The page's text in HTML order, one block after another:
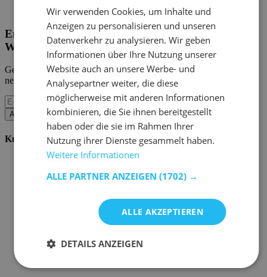
Home Emob|Mein Konto
Erhalten Sie unsere neuen Kollektionen und
Werbeaktionen.
Geben Sie uns Ihre E-Mail und Sie werden monatlich über die
neuesten Ereignisse informiert.
Abonnieren
Kundenservice
Zahlungsmöglichkeiten
Stornieren oder retournieren
Pflegehinweise
Paswort Vergessen?
Wir verwenden Cookies, um Inhalte und
Anzeigen zu personalisieren und unseren
Datenverkehr zu analysieren. Wir geben
Informationen über Ihre Nutzung unserer
Website auch an unsere Werbe- und
Analysepartner weiter, die diese
möglicherweise mit anderen Informationen
kombinieren, die Sie ihnen bereitgestellt
haben oder die sie im Rahmen Ihrer
Nutzung ihrer Dienste gesammelt haben.
Weitere Informationen
ALLE PARTNER ANZEIGEN (1702) →
ALLE AKZEPTIEREN
DETAILS ANZEIGEN